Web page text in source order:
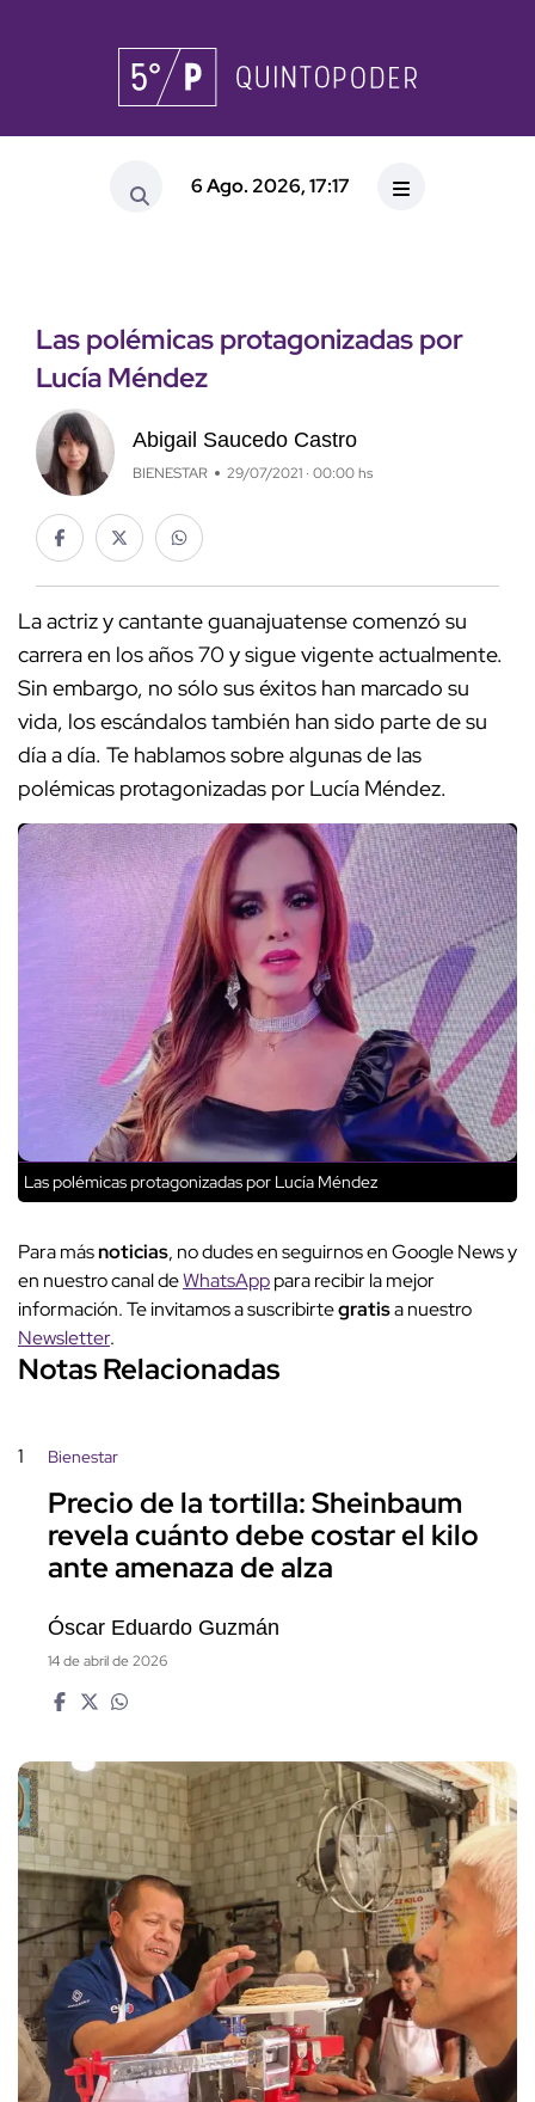
6 Ago. 2026, 17:17
Las polémicas protagonizadas por
Lucía Méndez
Abigail Saucedo Castro
BIENESTAR 29/07/2021 · 00:00 hs
La actriz y cantante guanajuatense comenzó su
carrera en los años 70 y sigue vigente actualmente.
Sin embargo, no sólo sus éxitos han marcado su
vida, los escándalos también han sido parte de su
día a día. Te hablamos sobre algunas de las
polémicas protagonizadas por Lucía Méndez.
Las polémicas protagonizadas por Lucía Méndez
Para másnoticias, no dudes en seguirnos en Google News y
en nuestro canal deWhatsApppara recibir la mejor
información. Te invitamos a suscribirtegratisa nuestro
Newsletter.
Notas Relacionadas
1 Bienestar
Precio de la tortilla: Sheinbaum
revela cuánto debe costar el kilo
ante amenaza de alza
Óscar Eduardo Guzmán
14 de abril de 2026